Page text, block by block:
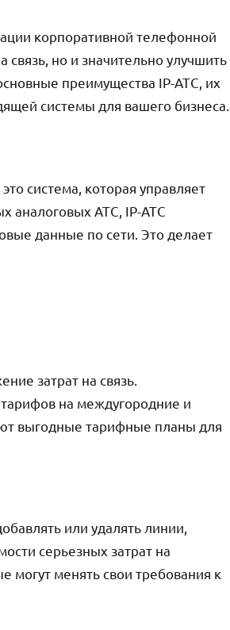
корпоративной телефонной
связь, но и значительно улучшить
преимущества IP-АТС, их
системы для вашего бизнеса.
система, которая управляет
аналоговых АТС, IP-АТС
данные по сети. Это делает
затрат на связь.
на междугородние и
выгодные тарифные планы для
или удалять линии,
серьезных затрат на
могут менять свои требования к